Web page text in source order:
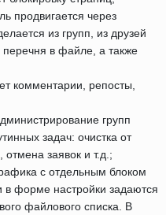
продвигается через
из групп, из друзей
в файле, а также
комментарии, репосты,
групп
задач: очистка от
заявок и т.д.;
с отдельным блоком
форме настройки задаются
файлового списка. В